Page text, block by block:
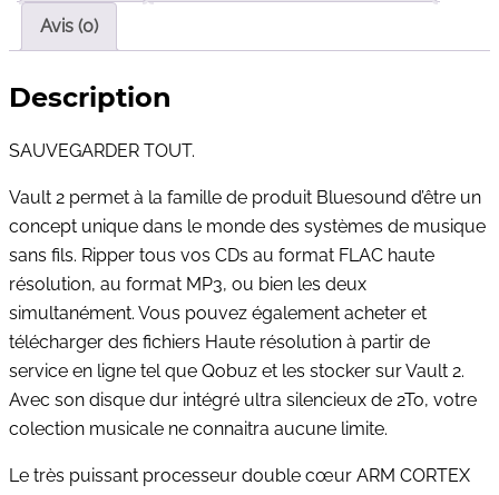
Avis (0)
Description
SAUVEGARDER TOUT.
Vault 2 permet à la famille de produit Bluesound d’être un
concept unique dans le monde des systèmes de musique
sans fils. Ripper tous vos CDs au format FLAC haute
résolution, au format MP3, ou bien les deux
simultanément. Vous pouvez également acheter et
télécharger des fichiers Haute résolution à partir de
service en ligne tel que Qobuz et les stocker sur Vault 2.
Avec son disque dur intégré ultra silencieux de 2To, votre
colection musicale ne connaitra aucune limite.
Le très puissant processeur double cœur ARM CORTEX